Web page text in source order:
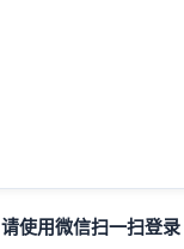
请使用微信扫一扫登录